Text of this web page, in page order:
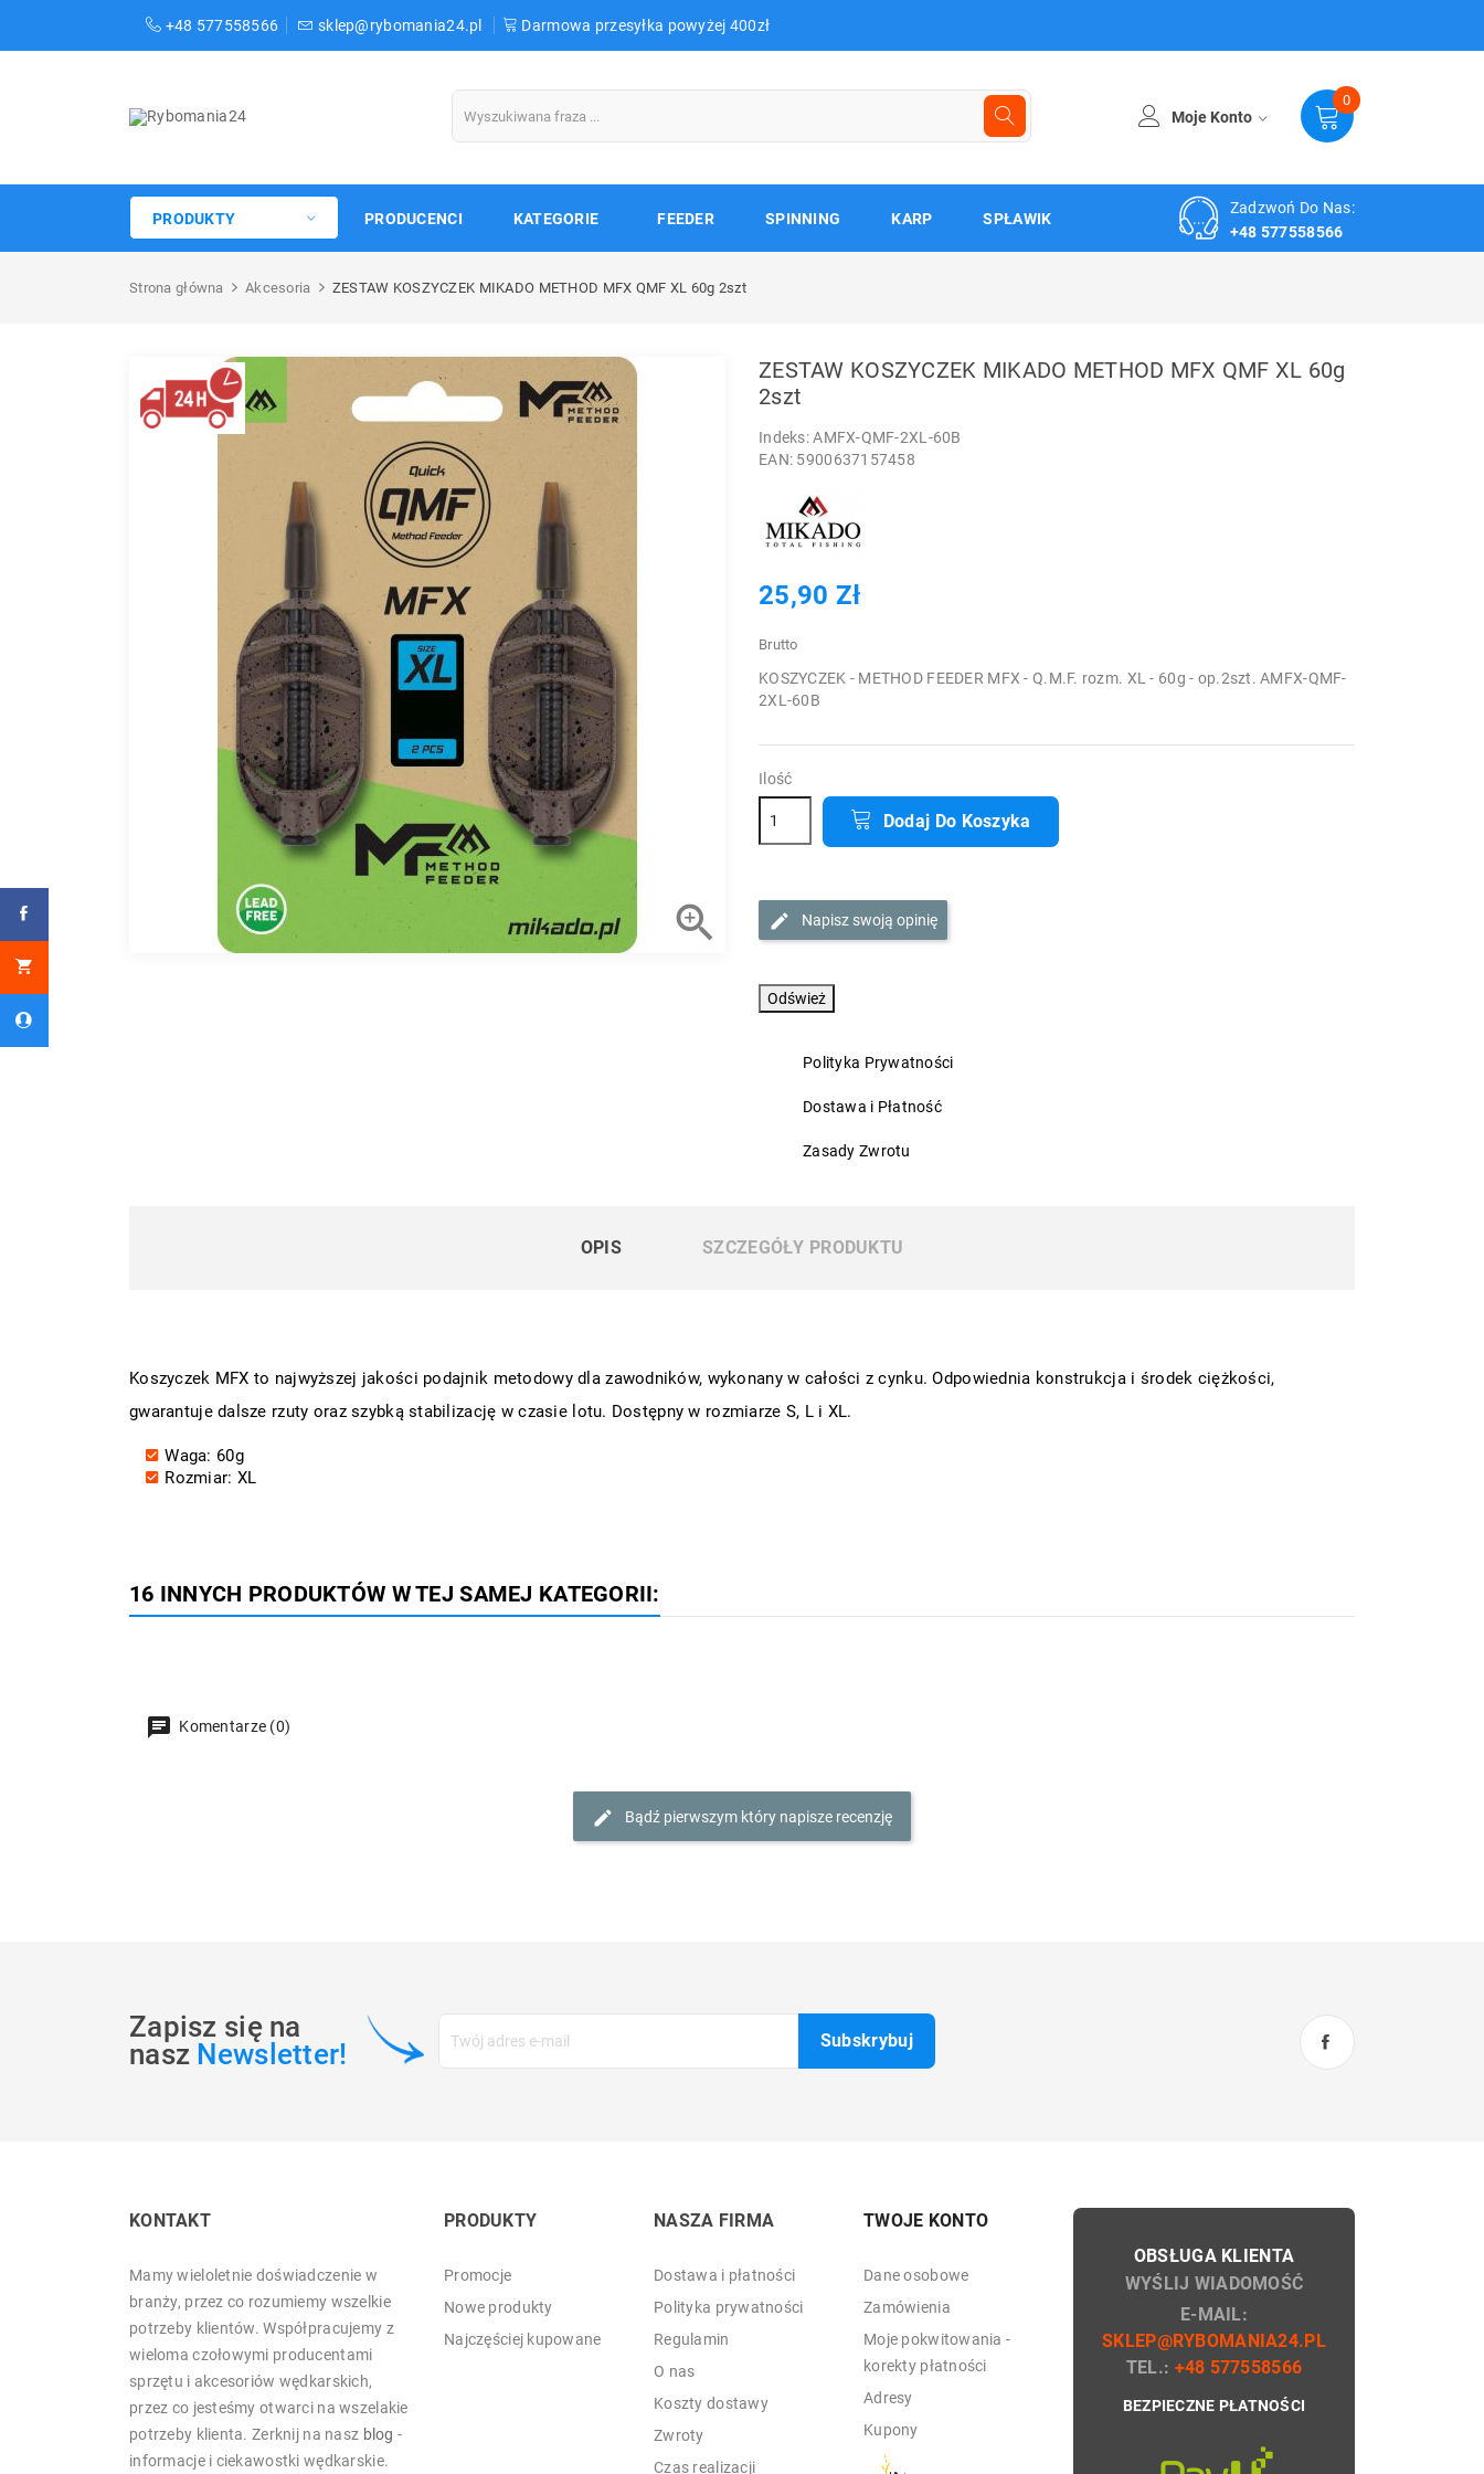
+48 577558566 sklep@rybomania24.pl Darmowa przesyłka powyżej 400zł
0
Moje Konto
PRODUKTY PRODUCENCI KATEGORIE FEEDER SPINNING KARP SPŁAWIK
Zadzwoń Do Nas:
+48 577558566
Strona główna Akcesoria ZESTAW KOSZYCZEK MIKADO METHOD MFX QMF XL 60g 2szt

ZESTAW KOSZYCZEK MIKADO METHOD MFX QMF XL 60g
2szt
Indeks: AMFX-QMF-2XL-60B
EAN: 5900637157458
25,90 Zł
Brutto
KOSZYCZEK - METHOD FEEDER MFX - Q.M.F. rozm. XL - 60g - op.2szt. AMFX-QMF-
2XL-60B
Ilość
Dodaj Do Koszyka
Napisz swoją opinię
Polityka Prywatności
Dostawa i Płatność
Zasady Zwrotu
OPIS SZCZEGÓŁY PRODUKTU
Koszyczek MFX to najwyższej jakości podajnik metodowy dla zawodników, wykonany w całości z cynku. Odpowiednia konstrukcja i środek ciężkości,
gwarantuje dalsze rzuty oraz szybką stabilizację w czasie lotu. Dostępny w rozmiarze S, L i XL.
Waga: 60g
Rozmiar: XL
16 INNYCH PRODUKTÓW W TEJ SAMEJ KATEGORII:
Komentarze (0)
Bądź pierwszym który napisze recenzję
Zapisz się na
nasz Newsletter!
KONTAKT
Mamy wieloletnie doświadczenie w
branży, przez co rozumiemy wszelkie
potrzeby klientów. Współpracujemy z
wieloma czołowymi producentami
sprzętu i akcesoriów wędkarskich,
przez co jesteśmy otwarci na wszelakie
potrzeby klienta. Zerknij na nasz blog -
informacje i ciekawostki wędkarskie.
PRODUKTY
Promocje
Nowe produkty
Najczęściej kupowane
NASZA FIRMA
Dostawa i płatności
Polityka prywatności
Regulamin
O nas
Koszty dostawy
Zwroty
Czas realizacji
TWOJE KONTO
Dane osobowe
Zamówienia
Moje pokwitowania -
korekty płatności
Adresy
Kupony
OBSŁUGA KLIENTA
WYŚLIJ WIADOMOŚĆ
E-MAIL:
SKLEP@RYBOMANIA24.PL
TEL.: +48 577558566
BEZPIECZNE PŁATNOŚCI